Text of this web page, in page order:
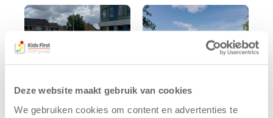
Deze website maakt gebruik van cookies
We gebruiken cookies om content en advertenties te